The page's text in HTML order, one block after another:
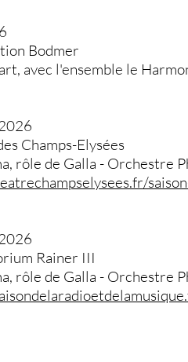
Bodmer
avec l'ensemble le
Champs-Elysées
rôle de Galla - Orchestre
Rainer III
rôle de Galla - Orchestre